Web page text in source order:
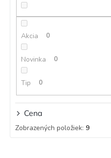
Akcia 0
Novinka 0
Tip 0
Cena
Zobrazených položiek: 9